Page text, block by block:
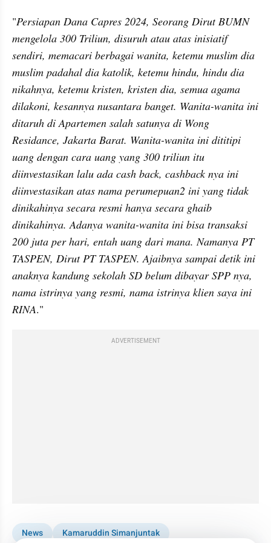
"Persiapan Dana Capres 2024, Seorang Dirut BUMN
mengelola 300 Triliun, disuruh atau atas inisiatif
sendiri, memacari berbagai wanita, ketemu muslim dia
muslim padahal dia katolik, ketemu hindu, hindu dia
nikahnya, ketemu kristen, kristen dia, semua agama
dilakoni, kesannya nusantara banget. Wanita-wanita ini
ditaruh di Apartemen salah satunya di Wong
Residance, Jakarta Barat. Wanita-wanita ini dititipi
uang dengan cara uang yang 300 triliun itu
diinvestasikan lalu ada cash back, cashback nya ini
diinvestasikan atas nama perumepuan2 ini yang tidak
dinikahinya secara resmi hanya secara ghaib
dinikahinya. Adanya wanita-wanita ini bisa transaksi
200 juta per hari, entah uang dari mana. Namanya PT
TASPEN, Dirut PT TASPEN. Ajaibnya sampai detik ini
anaknya kandung sekolah SD belum dibayar SPP nya,
nama istrinya yang resmi, nama istrinya klien saya ini
RINA."
ADVERTISEMENT
News Kamaruddin Simanjuntak